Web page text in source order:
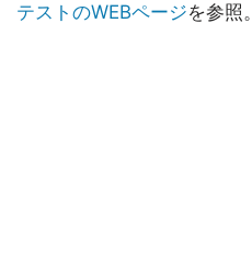
テストのWEBページを参照。